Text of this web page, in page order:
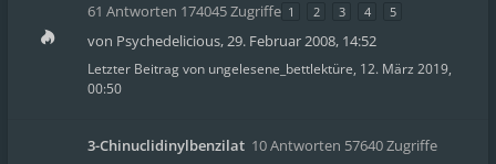
61 Antworten 174045 Zugriffe 1 2 3 4 5
von Psychedelicious,29. Februar 2008, 14:52
Letzter Beitrag von ungelesene_bettlektüre, 12. März 2019,
00:50
3-Chinuclidinylbenzilat 10 Antworten 57640 Zugriffe